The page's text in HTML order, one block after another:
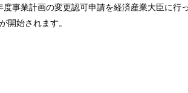
事業計画の変更認可申請を経済産業大臣に行
始されます。